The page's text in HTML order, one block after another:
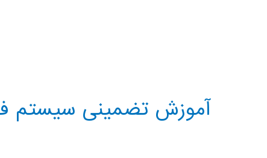
آموزش تضمینی سیستم